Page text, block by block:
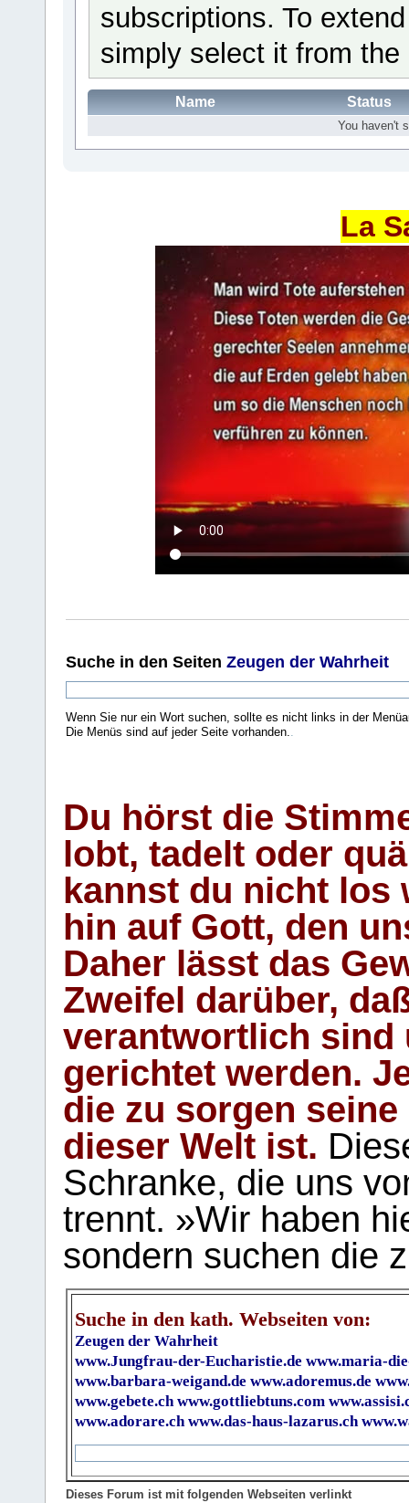
subscriptions. To
simply select it from
Name Status
You haven't
La
Suche in den Seiten Zeugen der Wahrheit
Wenn Sie nur ein Wort suchen, sollte es nicht links in der
Die Menüs sind auf jeder Seite vorhanden..
Du hörst die
lobt, tadelt oder
kannst du nicht los
hin auf Gott, den
Daher lässt das
Zweifel darüber,
verantwortlich sind
gerichtet werden.
die zu sorgen
dieser Welt ist.
Schranke, die uns
trennt. »Wir haben
sondern suchen die
Suche in den kath. Webseiten von:
Zeugen der Wahrheit
www.Jungfrau-der-Eucharistie.de www.maria-
www.barbara-weigand.de www.adoremus.de
www.gebete.ch www.gottliebtuns.com
www.adorare.ch www.das-haus-lazarus.ch
Dieses Forum ist mit folgenden Webseiten verlinkt